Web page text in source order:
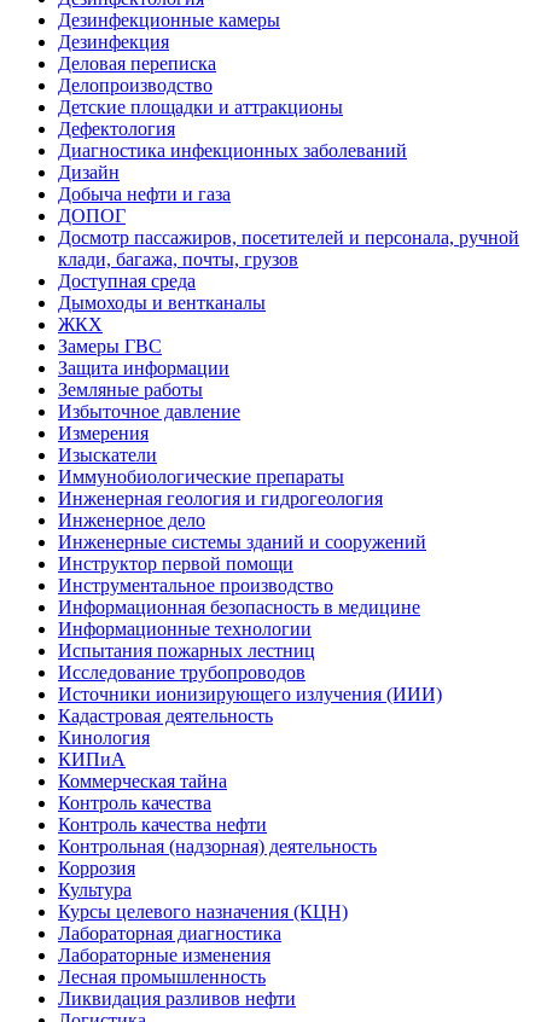
Дезинфекционные камеры
Дезинфекция
Деловая переписка
Делопроизводство
Детские площадки и аттракционы
Дефектология
Диагностика инфекционных заболеваний
Дизайн
Добыча нефти и газа
ДОПОГ
Досмотр пассажиров, посетителей и персонала, ручной
клади, багажа, почты, грузов
Доступная среда
Дымоходы и вентканалы
ЖКХ
Замеры ГВС
Защита информации
Земляные работы
Избыточное давление
Измерения
Изыскатели
Иммунобиологические препараты
Инженерная геология и гидрогеология
Инженерное дело
Инженерные системы зданий и сооружений
Инструктор первой помощи
Инструментальное производство
Информационная безопасность в медицине
Информационные технологии
Испытания пожарных лестниц
Исследование трубопроводов
Источники ионизирующего излучения (ИИИ)
Кадастровая деятельность
Кинология
КИПиА
Коммерческая тайна
Контроль качества
Контроль качества нефти
Контрольная (надзорная) деятельность
Коррозия
Культура
Курсы целевого назначения (КЦН)
Лабораторная диагностика
Лабораторные изменения
Лесная промышленность
Ликвидация разливов нефти